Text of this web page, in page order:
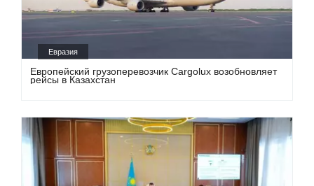
Евразия
Европейский грузоперевозчик Cargolux возобновляет
рейсы в Казахстан